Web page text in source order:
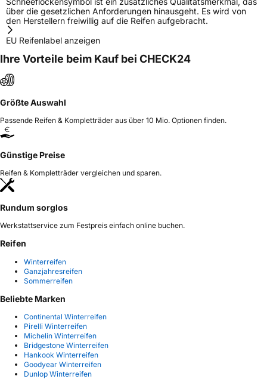
über die gesetzlichen Anforderungen hinausgeht. Es wird von
den Herstellern freiwillig auf die Reifen aufgebracht.
EU Reifenlabel anzeigen
Ihre Vorteile beim Kauf bei CHECK24
Größte Auswahl
Passende Reifen & Kompletträder aus über 10 Mio. Optionen finden.
Günstige Preise
Reifen & Kompletträder vergleichen und sparen.
Rundum sorglos
Werkstattservice zum Festpreis einfach online buchen.
Reifen
Winterreifen
Ganzjahresreifen
Sommerreifen
Beliebte Marken
Continental Winterreifen
Pirelli Winterreifen
Michelin Winterreifen
Bridgestone Winterreifen
Hankook Winterreifen
Goodyear Winterreifen
Dunlop Winterreifen